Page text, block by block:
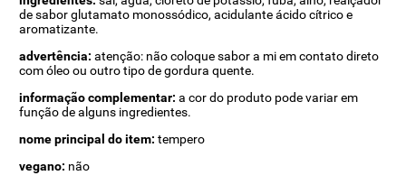
de sabor glutamato monossódico, acidulante ácido cítrico e
aromatizante.
advertência: atenção: não coloque sabor a mi em contato direto
com óleo ou outro tipo de gordura quente.
informação complementar: a cor do produto pode variar em
função de alguns ingredientes.
nome principal do item: tempero
vegano: não